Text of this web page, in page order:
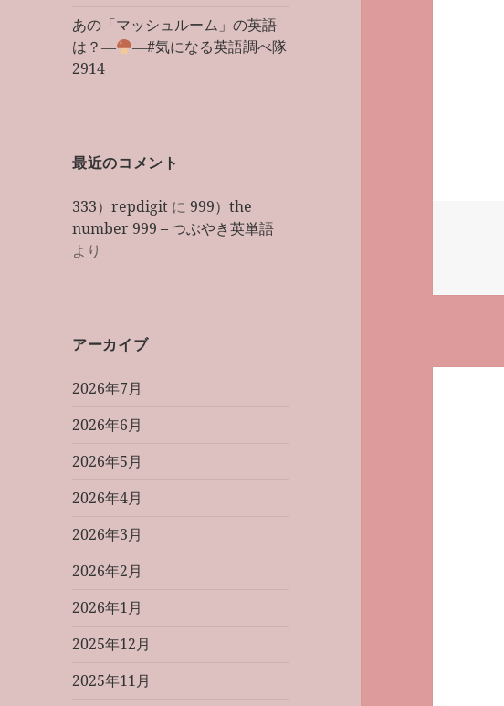
あの「マッシュルーム」の英語
は？―
―#気になる英語調べ隊
2914
最近のコメント
333）repdigit に999）the
number 999 – つぶやき英単語
より
アーカイブ
2026年7月
2026年6月
2026年5月
2026年4月
2026年3月
2026年2月
2026年1月
2025年12月
2025年11月